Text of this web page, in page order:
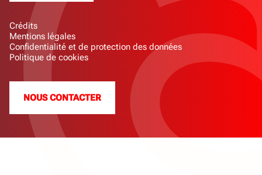
Crédits
Mentions légales
Confidentialité et de protection des données
Politique de cookies
NOUS CONTACTER